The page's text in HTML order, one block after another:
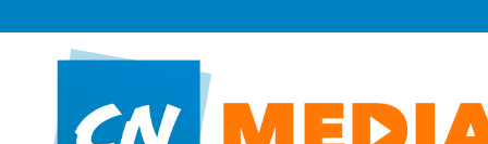
CN MÉDIA
Une vie nouvelle en JESUS !